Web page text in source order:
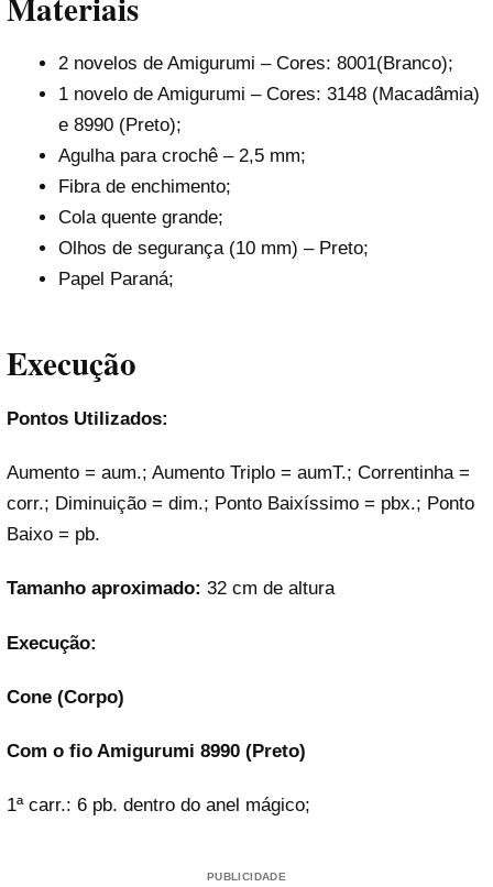
2 novelos de Amigurumi – Cores: 8001(Branco);
1 novelo de Amigurumi – Cores: 3148 (Macadâmia)
e 8990 (Preto);
Agulha para crochê – 2,5 mm;
Fibra de enchimento;
Cola quente grande;
Olhos de segurança (10 mm) – Preto;
Papel Paraná;
Execução
Pontos Utilizados:
Aumento = aum.; Aumento Triplo = aumT.; Correntinha =
corr.; Diminuição = dim.; Ponto Baixíssimo = pbx.; Ponto
Baixo = pb.
Tamanho aproximado: 32 cm de altura
Execução:
Cone (Corpo)
Com o fio Amigurumi 8990 (Preto)
1ª carr.: 6 pb. dentro do anel mágico;
PUBLICIDADE